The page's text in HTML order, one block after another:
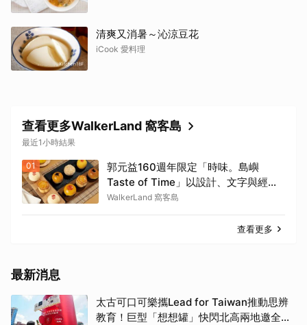
清爽又消暑～沁涼豆花
iCook 愛料理
查看更多WalkerLand 窩客島
最近1小時結果
01
郭元益160週年限定「時味。島嶼
Taste of Time」以設計、文字與經典
糕餅結合。
WalkerLand 窩客島
查看更多
最新消息
太古可口可樂攜Lead for Taiwan推動思辨
教育！巨型「想想罐」快閃北高兩地邀全民